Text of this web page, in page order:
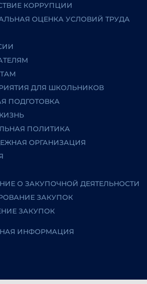
КОРРУПЦИИ
ОЦЕНКА УСЛОВИЙ ТРУДА
ДЛЯ ШКОЛЬНИКОВ
ПОДГОТОВКА
ПОЛИТИКА
ОРГАНИЗАЦИЯ
О ЗАКУПОЧНОЙ ДЕЯТЕЛЬНОСТИ
ЗАКУПОК
ЗАКУПОК
ИНФОРМАЦИЯ